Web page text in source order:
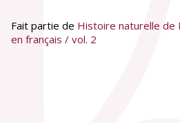
Fait partie de Histoire naturelle de
en français / vol. 2